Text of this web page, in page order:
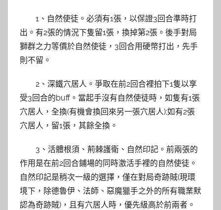
1、自然使徒。必須有1張，以保證3回合準時打
出。有2張的情況下隻留1張，換掉第2張。後手對局
獅群之力等價於自然使徒，3回合用硬幣打出，先手
則不留。
2、深鐵穴居人。爭取在前2回合裡拍下1隻以享
受3回合的buff。當起手沒有自然使徒時，如隻有1張
穴居人，全換(有機會換回來另一張穴居人);如有2張
穴居人，留1張，其餘全換。
3、活體根須、荊棘護衛、自然印記。前兩張的
作用是在前2回合鋪場的同時激活手裡的自然使徒。
自然印記是稍次一級的選擇，僅在對局奇跡賊(現環
境下，除德魯伊、法師、惡魔獵手之外的所有職業默
認為奇跡賊)，且有穴居人時，優先級高於前兩者。